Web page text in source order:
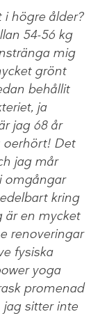
i högre ålder?
54-56 kg
mig
grönt
behållit
ja
jag 68 år
oerhört! Det
jag mår
omgångar
kring
är en mycket
renoveringar
fysiska
yoga
promenad
sitter inte